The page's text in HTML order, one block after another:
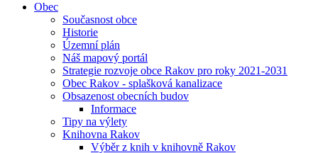
Obec
Současnost obce
Historie
Územní plán
Náš mapový portál
Strategie rozvoje obce Rakov pro roky 2021-2031
Obec Rakov - splašková kanalizace
Obsazenost obecních budov
Informace
Tipy na výlety
Knihovna Rakov
Výběr z knih v knihovně Rakov